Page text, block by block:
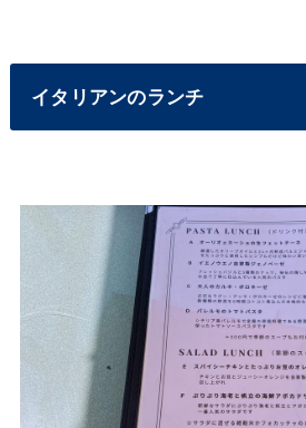
イタリアンのランチ